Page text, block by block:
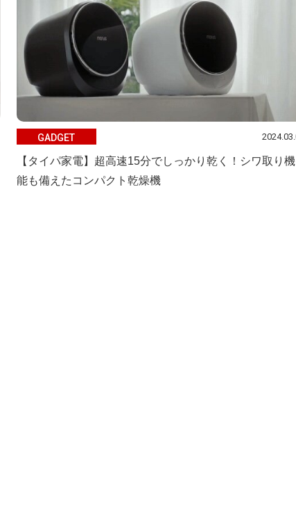
GADGET
【タイパ家電】超高速15分でしっかり乾く！シワ取り機
能も備えたコンパクト乾燥機